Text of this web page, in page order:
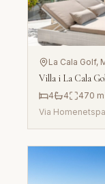
La Cala Golf,
Villa i La Cala
4 4 470
Via